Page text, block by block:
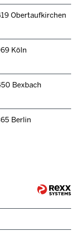
Obertaufkirchen
Köln
Bexbach
Berlin